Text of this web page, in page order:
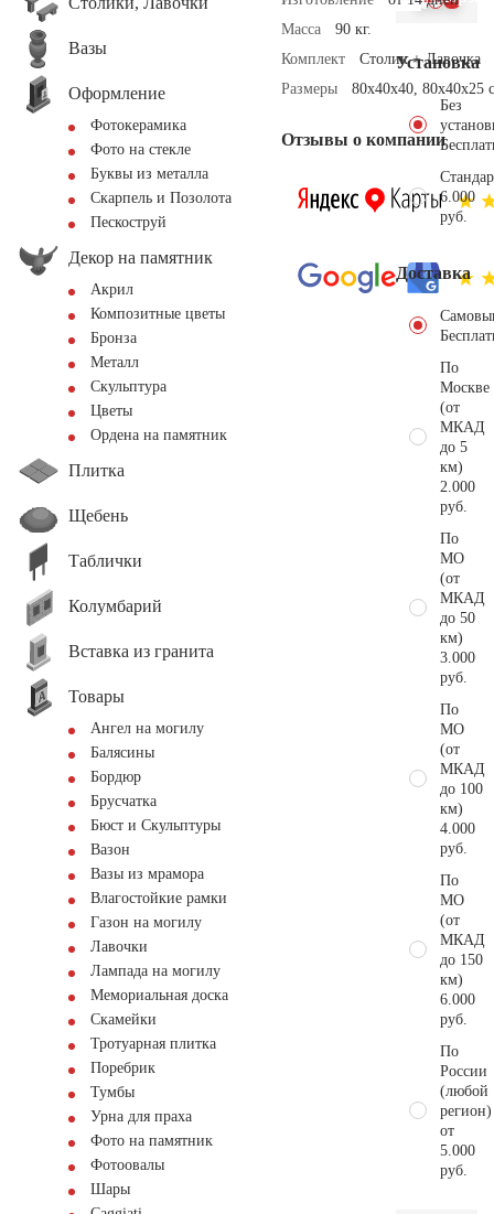
Вазы
Оформление
Фотокерамика
Фото на стекле
Буквы из металла
Скарпель и Позолота
Пескоструй
Декор на памятник
Акрил
Композитные цветы
Бронза
Металл
Скульптура
Цветы
Ордена на памятник
Плитка
Щебень
Таблички
Колумбарий
Вставка из гранита
Товары
Ангел на могилу
Балясины
Бордюр
Брусчатка
Бюст и Скульптуры
Вазон
Вазы из мрамора
Влагостойкие рамки
Газон на могилу
Лавочки
Лампада на могилу
Мемориальная доска
Скамейки
Тротуарная плитка
Поребрик
Тумбы
Урна для праха
Фото на памятник
Фотоовалы
Шары
Масса
90 кг.
Комплект
Столик + Лавочка
Размеры
80x40x40, 80x40x25
Отзывы о компании
Установка
Без
6.000
руб.
Доставка
По
Москве
(от
МКАД
до 5
км)
2.000
руб.
По
МО
(от
МКАД
до 50
км)
3.000
руб.
По
МО
(от
МКАД
до 100
км)
4.000
руб.
По
МО
(от
МКАД
до 150
км)
6.000
руб.
По
России
(любой
регион)
от
5.000
руб.